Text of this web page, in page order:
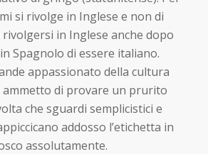
si rivolge in Inglese e non di
in Inglese anche dopo
Spagnolo di essere italiano.
appassionato della cultura
ammetto di provare un prurito
che sguardi semplicistici e
addosso l’etichetta in
assolutamente.